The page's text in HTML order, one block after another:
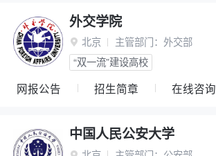
外交学院
 北京 主管部门： 外交部
“双一流”建设高校
网报公告 招生简章 在线咨询
中国人民公安大学